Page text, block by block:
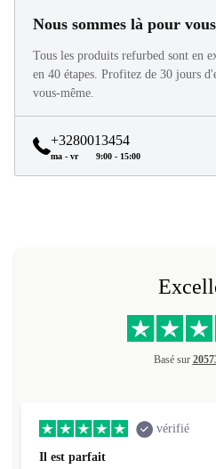
Nous sommes là pour
Tous les produits refurbed sont en
en 40 étapes. Profitez de 30 jours
vous-même.
+3280013454
ma - vr 9:00 - 15:00
Basé sur
vérifié
Il est parfait